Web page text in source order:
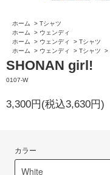
ホーム > Tシャツ
ホーム
> ウェンディ
ホーム
> ウェンディ > Tシャツ
ホーム
> ウェンディ > Tシャツ >
SHONAN girl!
0107-W
3,300円(税込3,630円)
カラー